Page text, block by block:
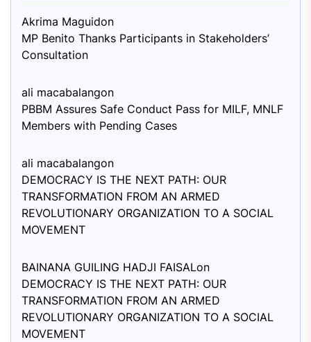
Akrima Maguidon
MP Benito Thanks Participants in Stakeholders’
Consultation
ali macabalangon
PBBM Assures Safe Conduct Pass for MILF, MNLF
Members with Pending Cases
ali macabalangon
DEMOCRACY IS THE NEXT PATH: OUR
TRANSFORMATION FROM AN ARMED
REVOLUTIONARY ORGANIZATION TO A SOCIAL
MOVEMENT
BAINANA GUILING HADJI FAISALon
DEMOCRACY IS THE NEXT PATH: OUR
TRANSFORMATION FROM AN ARMED
REVOLUTIONARY ORGANIZATION TO A SOCIAL
MOVEMENT